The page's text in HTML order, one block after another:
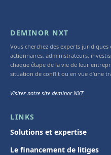
DEMINOR NXT
Vous cherchez des experts
actionnaires, administrateurs,
chaque étape de la vie de leur
situation de conflit ou en vue d’une
Visitez notre site deminor NXT
LINKS
Solutions et expertise
Le financement de litiges